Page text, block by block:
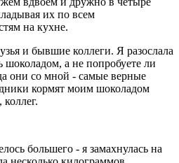
их по всем
на кухне.
и бывшие коллеги. Я разослала
шоколадом, а не попробуете ли
они со мной - самые верные
кормят моим шоколадом
большего - я замахнулась на